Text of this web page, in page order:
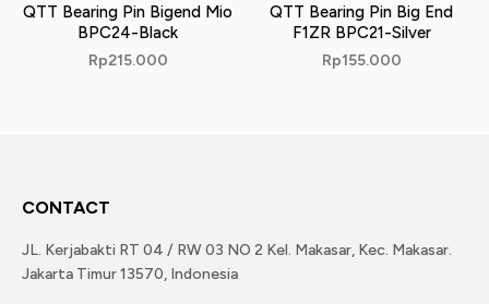
QTT Bearing Pin Bigend Mio
BPC24-Black
Rp215.000
QTT Bearing Pin Big End
F1ZR BPC21-Silver
Rp155.000
CONTACT
JL. Kerjabakti RT 04 / RW 03 NO 2 Kel. Makasar, Kec. Makasar.
Jakarta Timur 13570, Indonesia